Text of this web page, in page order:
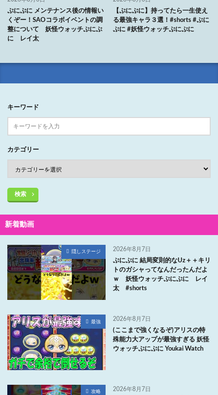
ぷにぷに メンテナンス後の情報い
くぞー！SAOコラボイベントの調
整について 妖怪ウォッチぷにぷ
に レイ太
【ぷにぷに】持ってたら一生使え
る最強キャラ３選！#shorts #ぷに
ぷに #妖怪ウォッチぷにぷに
キーワード
カテゴリー
検索
新着動画
隠しステージ 2026年8月7日
ぷにぷに 結局変則的なUz＋＋キリ
トのガシャってなんだったんだよ
ｗ 妖怪ウォッチぷにぷに レイ
太 #shorts
最強 2026年8月7日
(ここまで強くなるぞ)アリスの特
殊能力大アップが最強すぎる 妖怪
ウォッチぷにぷに Youkai Watch
攻略 2026年8月7日